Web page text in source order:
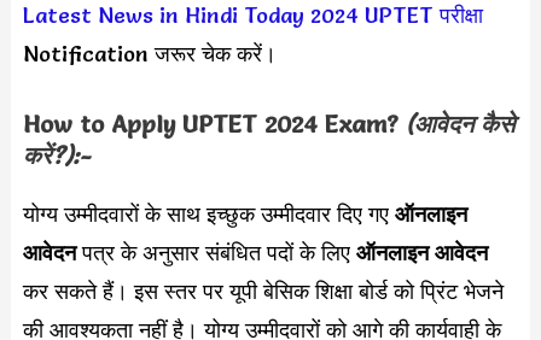
Latest News in Hindi Today 2024 UPTET परीक्षा
Notification जरूर चेक करें।
How to Apply UPTET 2024 Exam?(आवेदन कैसे
करें?):-
योग्य उम्मीदवारों के साथ इच्छुक उम्मीदवार दिए गए ऑनलाइन
आवेदनपत्र के अनुसार संबंधित पदों के लिए ऑनलाइन आवेदन
कर सकते हैं। इस स्तर पर यूपी बेसिक शिक्षा बोर्ड को प्रिंट भेजने
की आवश्यकता नहीं है। योग्य उम्मीदवारों को आगे की कार्यवाही के